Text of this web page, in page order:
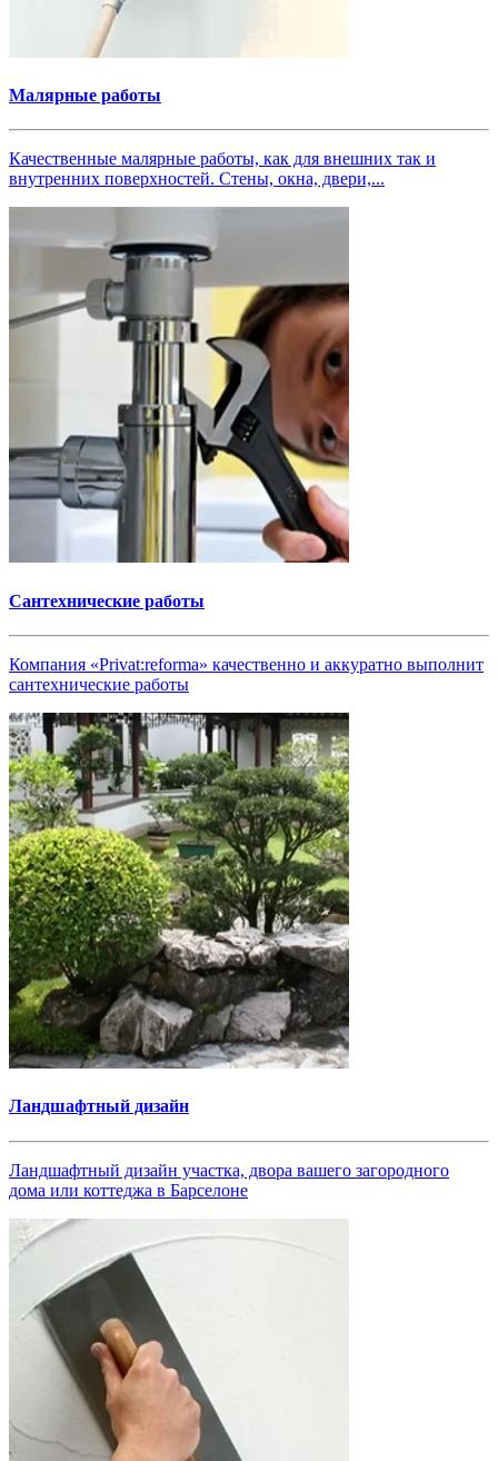
Малярные работы
Качественные малярные работы, как для внешних так и
внутренних поверхностей. Стены, окна, двери,...
Сантехнические работы
Компания «Privat:reforma» качественно и аккуратно выполнит
сантехнические работы
Ландшафтный дизайн
Ландшафтный дизайн участка, двора вашего загородного
дома или коттеджа в Барселоне